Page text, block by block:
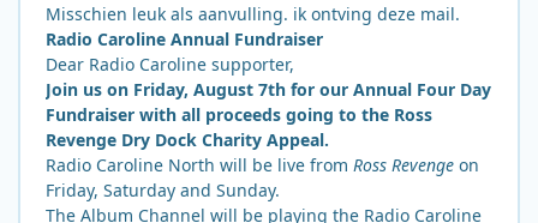
Misschien leuk als aanvulling. ik ontving deze mail.
Radio Caroline Annual Fundraiser
Dear Radio Caroline supporter,
Join us on Friday, August 7th for our Annual Four Day
Fundraiser with all proceeds going to the Ross
Revenge Dry Dock Charity Appeal.
Radio Caroline North will be live from Ross Revenge on
Friday, Saturday and Sunday.
The Album Channel will be playing the Radio Caroline